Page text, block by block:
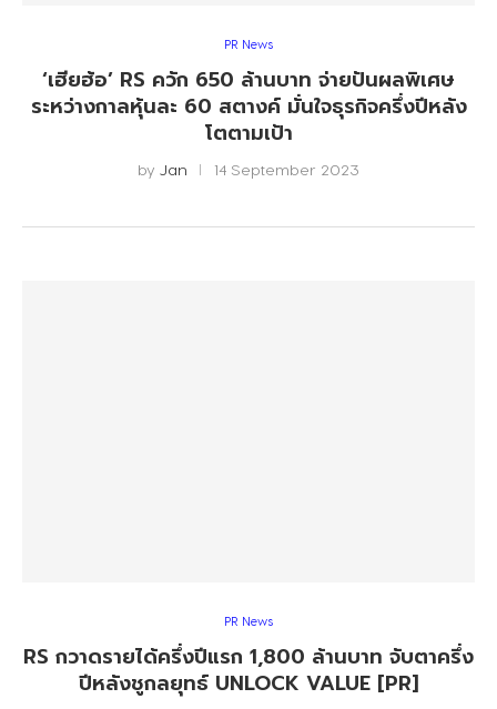
PR News
‘เฮียฮ้อ’ RS ควัก 650 ล้านบาท จ่ายปันผลพิเศษ
ระหว่างกาลหุ้นละ 60 สตางค์ มั่นใจธุรกิจครึ่งปีหลัง
โตตามเป้า
by Jan 14 September 2023
PR News
RS กวาดรายได้ครึ่งปีแรก 1,800 ล้านบาท จับตาครึ่ง
ปีหลังชูกลยุทธ์ UNLOCK VALUE [PR]